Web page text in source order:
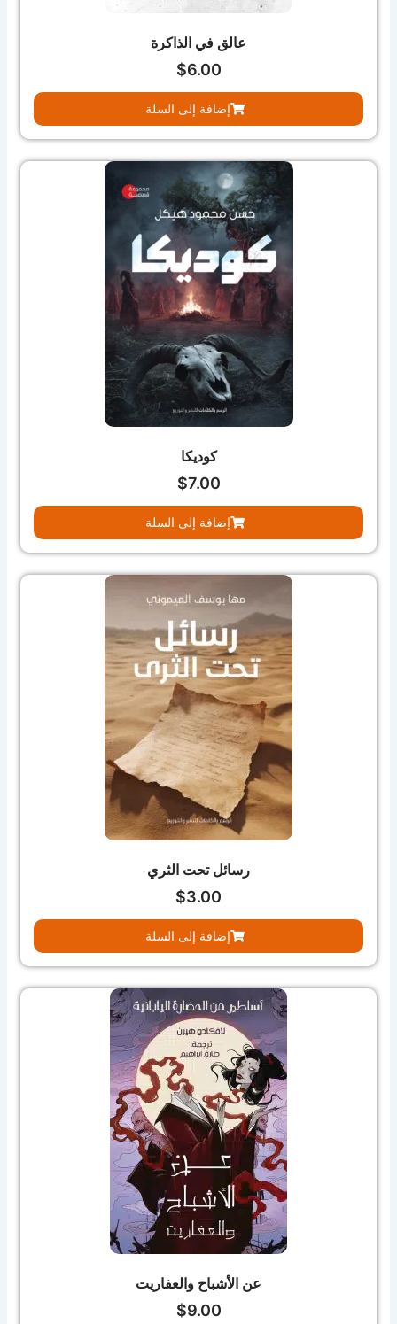
عالق في الذاكرة
$6.00
إضافة إلى السلة
كوديكا
$7.00
إضافة إلى السلة
رسائل تحت الثري
$3.00
إضافة إلى السلة
عن الأشباح والعفاريت
$9.00